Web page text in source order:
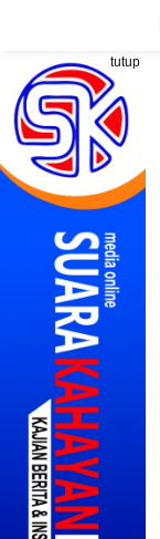
Langsung
konten
tutup